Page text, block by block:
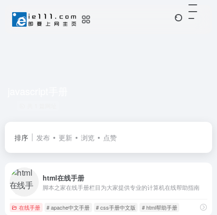
排序 发布 更新 浏览 点赞
html在线手册
脚本之家在线手册栏目为大家提供专业的计算机在线帮助指南
在线手册 # apache中文手册 # css手册中文版 # html帮助手册